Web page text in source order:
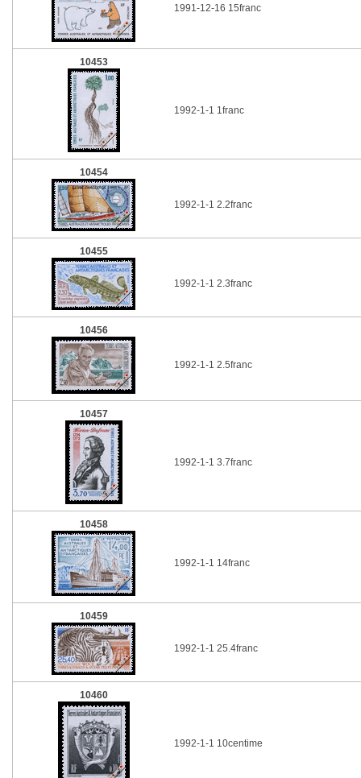
1991-12-16 15franc
10453
1992-1-1 1franc
10454
1992-1-1 2.2franc
10455
1992-1-1 2.3franc
10456
1992-1-1 2.5franc
10457
1992-1-1 3.7franc
10458
1992-1-1 14franc
10459
1992-1-1 25.4franc
10460
1992-1-1 10centime